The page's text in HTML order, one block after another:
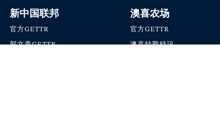
新中国联邦
官方GETTR
郭文贵GETTR
澳喜农场
官方GETTR
澳喜特戰時訊